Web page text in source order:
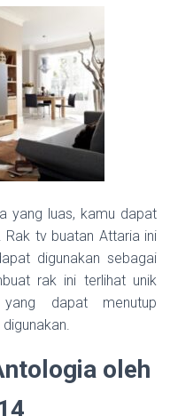
yang luas, kamu dapat
Rak tv buatan Attaria ini
digunakan sebagai
rak ini terlihat unik
dapat menutup
oleh